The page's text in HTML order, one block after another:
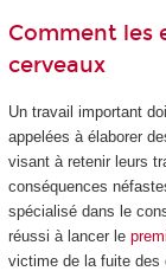
Comment les
cerveaux
Un travail important
appelées à élaborer
visant à retenir leurs
conséquences
spécialisé dans le
réussi à lancer le
victime de la fuite des